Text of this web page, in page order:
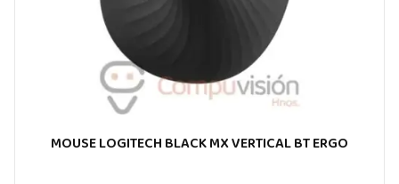
MOUSE LOGITECH BLACK MX VERTICAL BT ERGO